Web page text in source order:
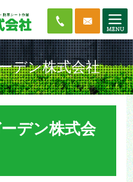
デン株式会社
デン株式会